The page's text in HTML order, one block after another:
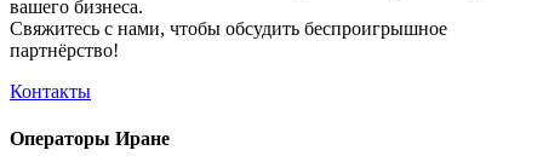
вашего бизнеса.
Свяжитесь с нами, чтобы обсудить беспроигрышное
партнёрство!
Контакты
Операторы Иране